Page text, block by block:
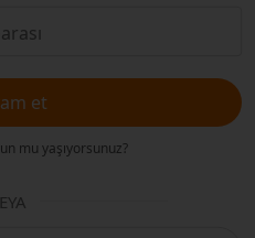
et
mu yaşıyorsunuz?